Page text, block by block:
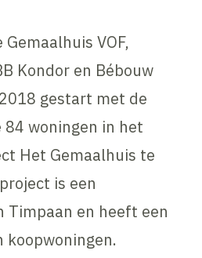
VOF,
Kondor en Bébouw
gestart met de
84 woningen in het
Het Gemaalhuis te
is een
Timpaan en heeft een
koopwoningen.